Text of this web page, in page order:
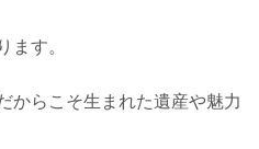
ます。
からこそ生まれた遺産や魅力